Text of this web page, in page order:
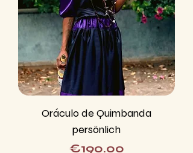
Oráculo de Quimbanda
persönlich
Price
€190.00